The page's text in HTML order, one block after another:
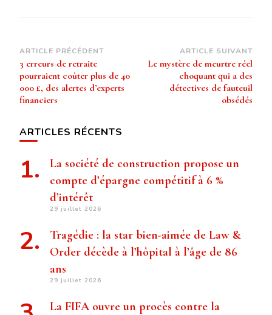
Navigation
d’article
ARTICLE PRÉCÉDENT
3 erreurs de retraite
pourraient coûter plus de 40
000 £, des alertes d’experts
financiers
ARTICLE SUIVANT
Le mystère de meurtre réel
choquant qui a des
détectives de fauteuil
obsédés
ARTICLES RÉCENTS
La société de construction propose un
compte d’épargne compétitif à 6 %
d’intérêt
29 juillet 2026
Tragédie : la star bien-aimée de Law &
Order décède à l’hôpital à l’âge de 86
ans
29 juillet 2026
La FIFA ouvre un procès contre la